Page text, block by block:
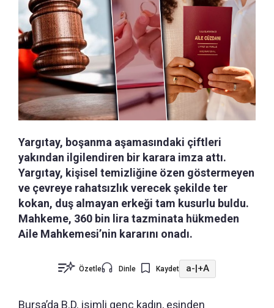
Yargıtay, boşanma aşamasındaki çiftleri
yakından ilgilendiren bir karara imza attı.
Yargıtay, kişisel temizliğine özen göstermeyen
ve çevreye rahatsızlık verecek şekilde ter
kokan, duş almayan erkeği tam kusurlu buldu.
Mahkeme, 360 bin lira tazminata hükmeden
Aile Mahkemesi’nin kararını onadı.
Özetle Dinle Kaydet a-|+A
Bursa’da B.D. isimli genç kadın, eşinden